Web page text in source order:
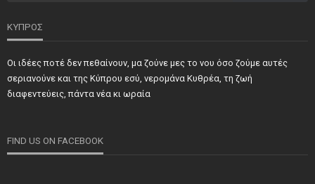
ΚΥΠΡΟΣ
Οι ιδέες ποτέ δεν πεθαίνουν, μα ζούνε μες το νου όσο ζούμε αυτές
σεριανούνε και της Κύπρου εσύ, νερομάνα Κυθρέα, τη ζωή
διαφεντεύεις, πάντα νέα κι ωραία
FIND US ON FACEBOOK